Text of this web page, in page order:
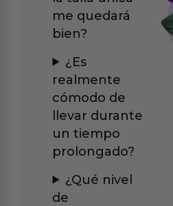
me quedará
bien?
¿Es
realmente
cómodo de
llevar durante
un tiempo
prolongado?
¿Qué nivel
de